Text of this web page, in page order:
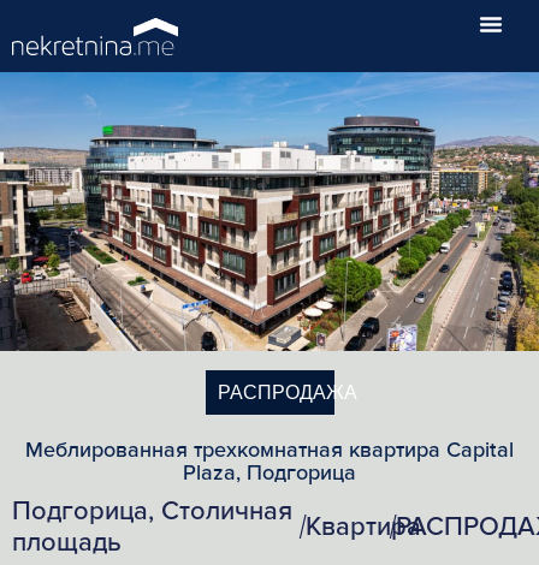
РАСПРОДАЖА
Меблированная трехкомнатная квартира Capital
Plaza, Подгорица
Подгорица, Столичная
площадь
/Квартира
/